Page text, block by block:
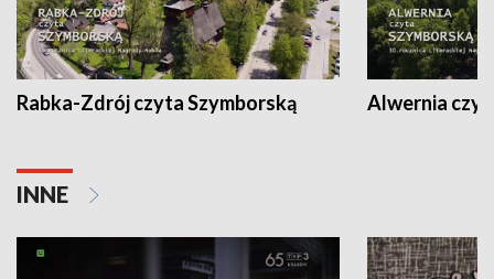
Rabka-Zdrój czyta Szymborską Alwernia
INNE